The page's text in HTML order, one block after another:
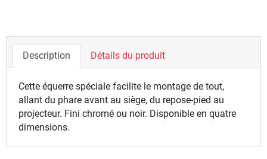
Description Détails du produit
Cette équerre spéciale facilite le montage de tout,
allant du phare avant au siège, du repose-pied au
projecteur. Fini chromé ou noir. Disponible en quatre
dimensions.